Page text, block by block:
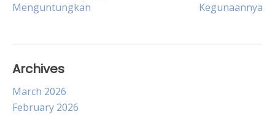
navigation
Menguntungkan
Kegunaannya
Archives
March 2026
February 2026